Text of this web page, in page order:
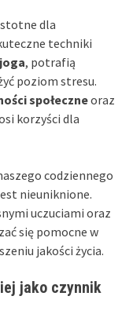
dla
techniki
joga, potrafią
poziom stresu.
społeczneoraz
korzyści dla
codziennego
nieuniknione.
uczuciami oraz
się pomocne w
jakości życia.
jako czynnik